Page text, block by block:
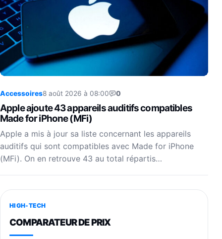
Accessoires8 août 2026 à 08:00 0
Apple ajoute 43 appareils auditifs compatibles
Made for iPhone (MFi)
Apple a mis à jour sa liste concernant les appareils
auditifs qui sont compatibles avec Made for iPhone
(MFi). On en retrouve 43 au total répartis…
HIGH-TECH
COMPARATEUR DE PRIX